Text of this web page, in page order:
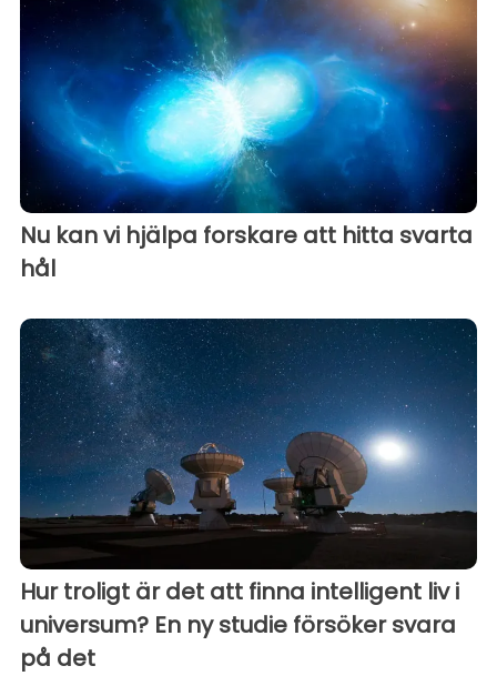
Nu kan vi hjälpa forskare att hitta svarta
hål
Hur troligt är det att finna intelligent liv i
universum? En ny studie försöker svara
på det